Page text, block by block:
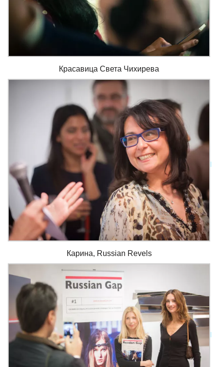
Красавица Света Чихирева
Карина, Russian Revels